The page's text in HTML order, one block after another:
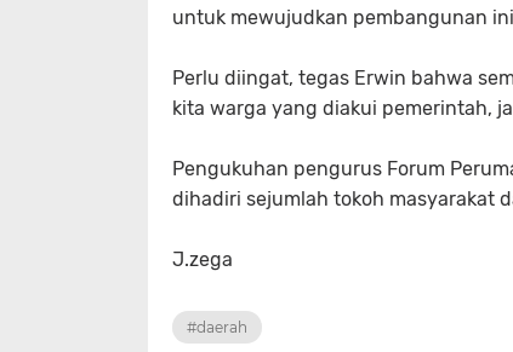
untuk mewujudkan pembangunan
Perlu diingat, tegas Erwin bahwa
kita warga yang diakui pemerintah,
Pengukuhan pengurus Forum
dihadiri sejumlah tokoh masyarakat
J.zega
#daerah